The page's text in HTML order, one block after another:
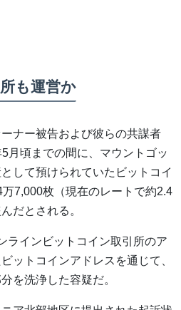
も運営か
ナー被告および彼らの共謀者
月頃までの間に、マウントゴッ
して預けられていたビットコイ
7,000枚（現在のレートで約2.4
だとされる。
ラインビットコイン取引所のア
ットコインアドレスを通じて、
を洗浄した容疑だ。